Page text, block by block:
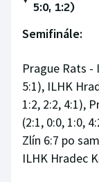
Parasport
Plavání
Plážový
Ragby
Rychlobruslení
5:0, 1:2)
Semifinále:
Prague Rats -
5:1), ILHK
1:2, 2:2, 4:1),
(2:1, 0:0, 1:0,
Zlín 6:7 po
ILHK Hradec